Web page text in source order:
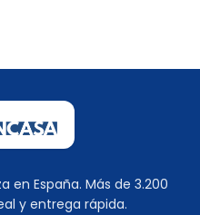
en España. Más de 3.200
y entrega rápida.